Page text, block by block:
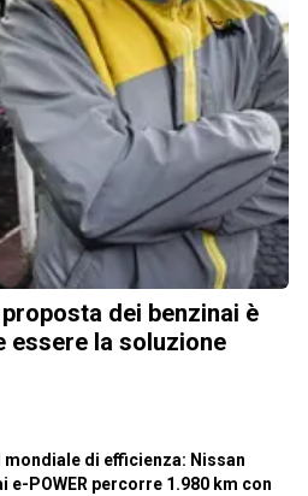
dei benzinai è
essere la soluzione
mondiale di efficienza: Nissan
e-POWER percorre 1.980 km con